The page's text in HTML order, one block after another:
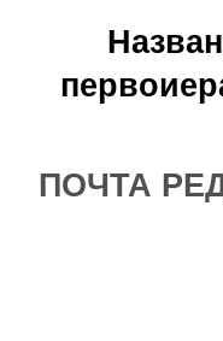
ПОЧТА